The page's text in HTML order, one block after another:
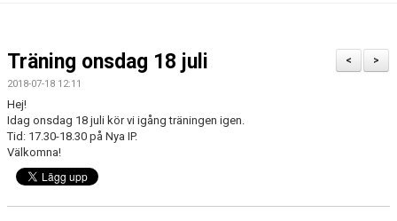
MEDLEMSANMÄLAN
>
<
Träning onsdag 18 juli
2018-07-18 12:11
Hej!
Idag onsdag 18 juli kör vi igång träningen igen.
Tid: 17.30-18.30 på Nya IP.
Välkomna!